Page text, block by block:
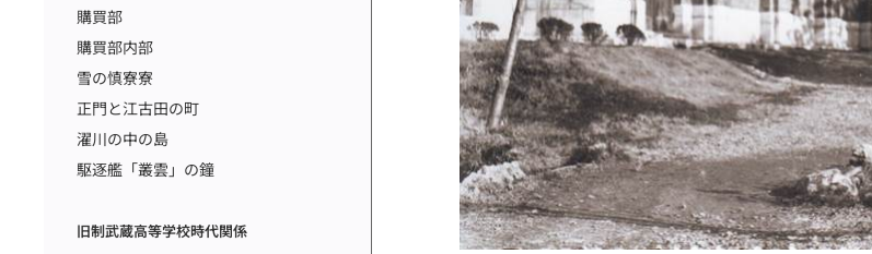
購買部
購買部内部
雪の慎寮寮
正門と江古田の町
濯川の中の島
駆逐艦「叢雲」の鐘
旧制武蔵高等学校時代関係